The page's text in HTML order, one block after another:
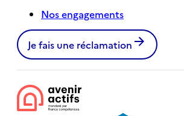
Nos engagements
Je fais une réclamation